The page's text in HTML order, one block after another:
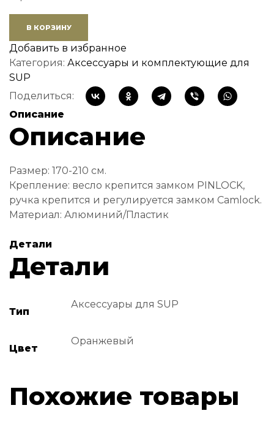
В КОРЗИНУ
Добавить в избранное
Категория: Аксессуары и комплектующие для
SUP
Поделиться:
Описание
Описание
Размер: 170-210 см.
Крепление: весло крепится замком PINLOCK,
ручка крепится и регулируется замком Camlock.
Материал: Алюминий/Пластик
Детали
Детали
Тип
Аксессуары для SUP
Цвет
Оранжевый
Похожие товары